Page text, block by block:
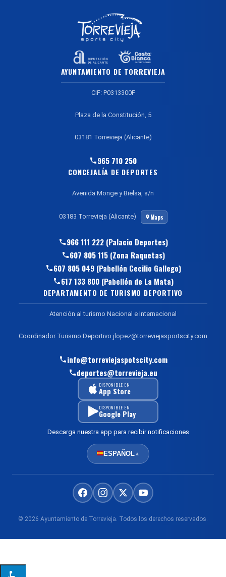
AYUNTAMIENTO DE TORREVIEJA
CIF: P0313300F
Plaza de la Constitución, 5
03181 Torrevieja (Alicante)
965 710 250
CONCEJALÍA DE DEPORTES
Avenida Monge y Bielsa, s/n
03183 Torrevieja (Alicante) Maps
966 111 222 (Palacio Deportes)
607 805 115 (Zona Raquetas)
607 805 049 (Pabellón Cecilio Gallego)
617 133 800 (Pabellón de La Mata)
DEPARTAMENTO DE TURISMO DEPORTIVO
Atención al turismo Nacional e Internacional
Coordinador Turismo Deportivo jlopez@torreviejasportscity.com
info@torreviejaspotscity.com
deportes@torrevieja.eu
DISPONIBLE EN
App Store
DISPONIBLE EN
Google Play
Descarga nuestra app para recibir notificaciones
ESPAÑOL▲
© 2026 Ayuntamiento de Torrevieja. Todos los derechos reservados.